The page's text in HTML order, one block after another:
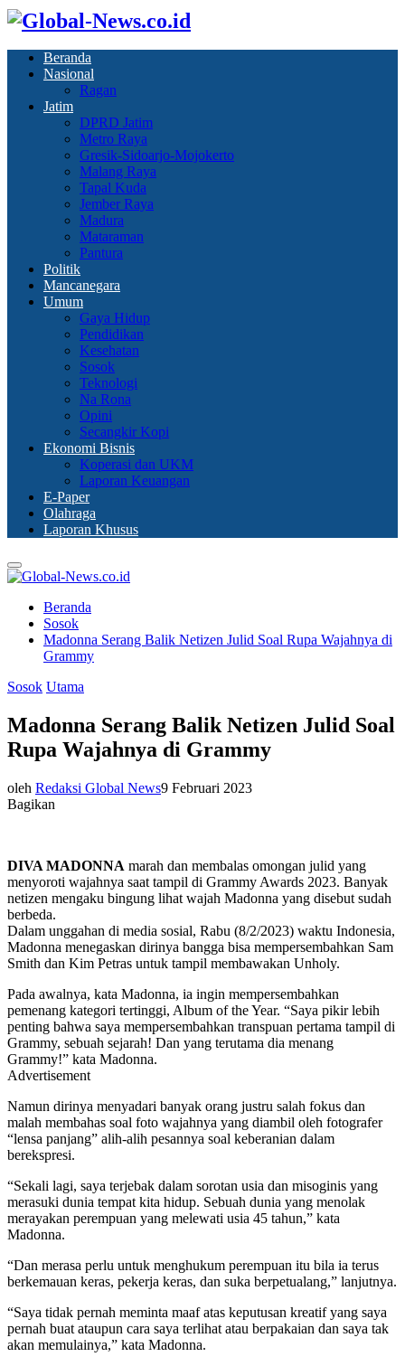
Beranda
Nasional
Ragan
Jatim
DPRD Jatim
Metro Raya
Gresik-Sidoarjo-Mojokerto
Malang Raya
Tapal Kuda
Jember Raya
Madura
Mataraman
Pantura
Politik
Mancanegara
Umum
Gaya Hidup
Pendidikan
Kesehatan
Sosok
Teknologi
Na Rona
Opini
Secangkir Kopi
Ekonomi Bisnis
Koperasi dan UKM
Laporan Keuangan
E-Paper
Olahraga
Laporan Khusus
Primary
Menu
Beranda
Sosok
Madonna Serang Balik Netizen Julid Soal Rupa Wajahnya di
Grammy
Sosok Utama
Madonna Serang Balik Netizen Julid Soal
Rupa Wajahnya di Grammy
oleh Redaksi Global News9 Februari 2023
Bagikan
DIVA MADONNA marah dan membalas omongan julid yang
menyoroti wajahnya saat tampil di Grammy Awards 2023. Banyak
netizen mengaku bingung lihat wajah Madonna yang disebut sudah
berbeda.
Dalam unggahan di media sosial, Rabu (8/2/2023) waktu Indonesia,
Madonna menegaskan dirinya bangga bisa mempersembahkan Sam
Smith dan Kim Petras untuk tampil membawakan Unholy.
Pada awalnya, kata Madonna, ia ingin mempersembahkan
pemenang kategori tertinggi, Album of the Year. “Saya pikir lebih
penting bahwa saya mempersembahkan transpuan pertama tampil di
Grammy, sebuah sejarah! Dan yang terutama dia menang
Grammy!” kata Madonna.
Advertisement
Namun dirinya menyadari banyak orang justru salah fokus dan
malah membahas soal foto wajahnya yang diambil oleh fotografer
“lensa panjang” alih-alih pesannya soal keberanian dalam
berekspresi.
“Sekali lagi, saya terjebak dalam sorotan usia dan misoginis yang
merasuki dunia tempat kita hidup. Sebuah dunia yang menolak
merayakan perempuan yang melewati usia 45 tahun,” kata
Madonna.
“Dan merasa perlu untuk menghukum perempuan itu bila ia terus
berkemauan keras, pekerja keras, dan suka berpetualang,” lanjutnya.
“Saya tidak pernah meminta maaf atas keputusan kreatif yang saya
pernah buat ataupun cara saya terlihat atau berpakaian dan saya tak
akan memulainya,” kata Madonna.